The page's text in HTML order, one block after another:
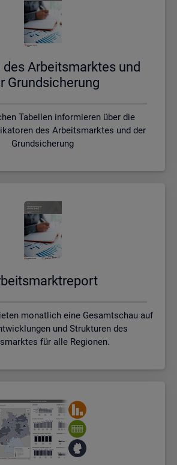
Ar­beits­mark­tes und
Grund­si­che­rung
Tabellen informieren über die
des Arbeitsmarktes und der
Grundsicherung
monatlich eine Gesamtschau auf
und Strukturen des
für alle Regionen.